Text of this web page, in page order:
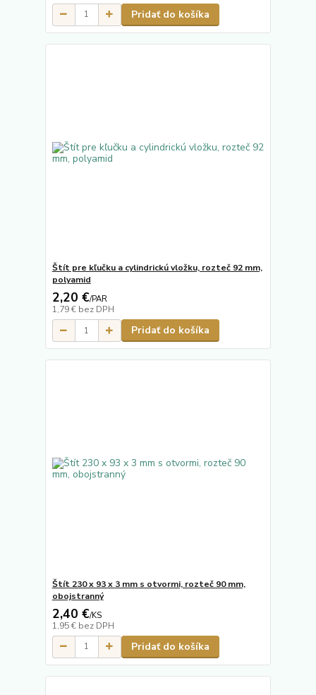
Pridať do košíka
Štít pre kľučku a cylindrickú vložku, rozteč 92 mm,
polyamid
2,20 €/PAR
1,79 € bez DPH
Pridať do košíka
Štít 230 x 93 x 3 mm s otvormi, rozteč 90 mm,
obojstranný
2,40 €/KS
1,95 € bez DPH
Pridať do košíka